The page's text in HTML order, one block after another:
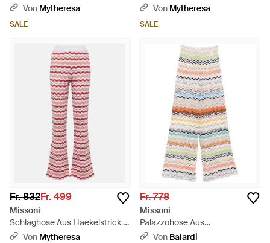
GrauVon Mytheresa
SALE
Strick - Schwarz
Von Mytheresa
SALE
Fr. 832Fr. 499
Missoni
Schlaghose Aus Haekelstrick -
RotVon Mytheresa
Fr. 778
Missoni
Palazzohose Aus
Zickzackstrick - Weiß
Von Balardi